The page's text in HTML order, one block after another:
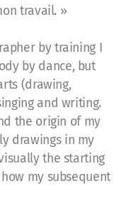
travail. »
by training I
by dance, but
(drawing,
and writing.
the origin of my
drawings in my
the starting
my subsequent